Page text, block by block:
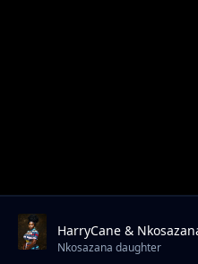
HarryCane &
- Sondela-Dali
Nkosazana daughter